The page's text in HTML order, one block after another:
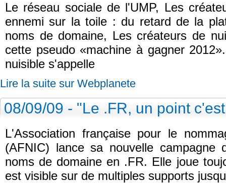
Le réseau sociale de l'UMP, Les
ennemi sur la toile : du retard de la
noms de domaine, Les créateurs de
cette pseudo «machine à gagner
nuisible s'appelle
Lire la suite sur Webplanete
08/09/09 - "Le .FR, un point
L'Association française pour le
(AFNIC) lance sa nouvelle campagne
noms de domaine en .FR. Elle joue
est visible sur de multiples supports